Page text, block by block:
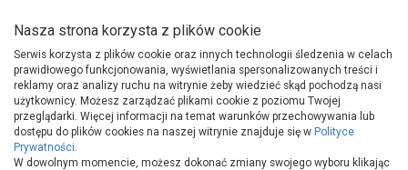
Strona główna Wykończenie
Chemia budowlana
Piany
Piany pistoletowe
Piana pistoletowa Soudafoam Maxi Gun 870 ml SOUDAL
Nasza strona korzysta z plików cookie
Serwis korzysta z plików cookie oraz innych technologii śledzenia w celach
prawidłowego funkcjonowania, wyświetlania spersonalizowanych treści i
reklamy oraz analizy ruchu na witrynie żeby wiedzieć skąd pochodzą nasi
użytkownicy. Możesz zarządzać plikami cookie z poziomu Twojej
przeglądarki. Więcej informacji na temat warunków przechowywania lub
dostępu do plików cookies na naszej witrynie znajduje się w Polityce
Prywatności.
W dowolnym momencie, możesz dokonać zmiany swojego wyboru klikając